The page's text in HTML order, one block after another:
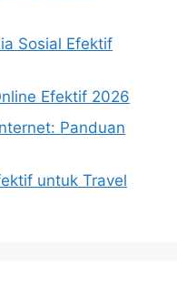
Sosial Efektif
Efektif 2026
Panduan
untuk Travel